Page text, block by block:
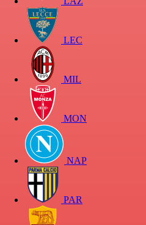
LEC
MIL
MON
NAP
PAR